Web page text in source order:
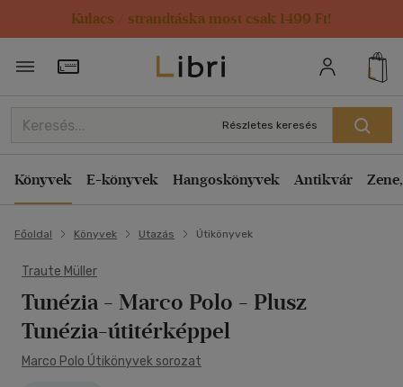
Kulacs / strandtáska most csak 1499 Ft!
Törzsvásárlói Kártya adatai
Részletes keresés
Könyvek E-könyvek Hangoskönyvek Antikvár
Főoldal Könyvek Utazás Útikönyvek
Traute Müller
Tunézia - Marco Polo - Plusz
Tunézia-útitérképpel
Marco Polo Útikönyvek sorozat